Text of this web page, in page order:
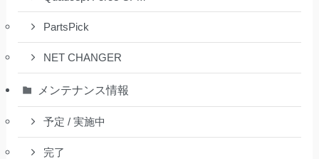
PartsPick
NET CHANGER
メンテナンス情報
予定 / 実施中
完了